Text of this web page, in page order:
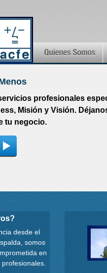
profesionales
Misión y Visión.
tu negocio.
desde el
somos
en